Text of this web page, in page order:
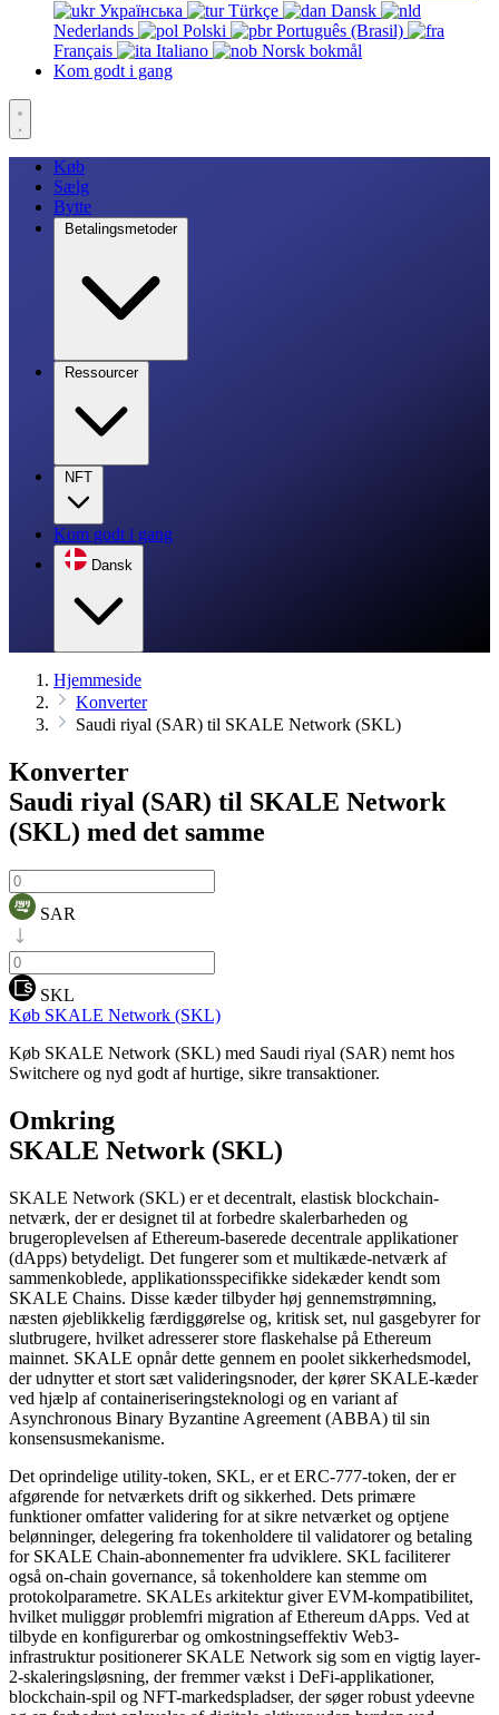
Українська
Türkçe
Dansk
Nederlands
Polski
Português (Brasil)
Français
Italiano
Norsk bokmål
Kom godt i gang
Køb
Sælg
Bytte
Betalingsmetoder
Ressourcer
NFT
Kom godt i gang
Dansk
Hjemmeside
Konverter
Saudi riyal (SAR) til SKALE Network (SKL)
Konverter
Saudi riyal (SAR) til SKALE Network
(SKL) med det samme
SAR
SKL
Køb SKALE Network (SKL)
Køb SKALE Network (SKL) med Saudi riyal (SAR) nemt hos
Switchere og nyd godt af hurtige, sikre transaktioner.
Omkring
SKALE Network (SKL)
SKALE Network (SKL) er et decentralt, elastisk blockchain-
netværk, der er designet til at forbedre skalerbarheden og
brugeroplevelsen af Ethereum-baserede decentrale applikationer
(dApps) betydeligt. Det fungerer som et multikæde-netværk af
sammenkoblede, applikationsspecifikke sidekæder kendt som
SKALE Chains. Disse kæder tilbyder høj gennemstrømning,
næsten øjeblikkelig færdiggørelse og, kritisk set, nul gasgebyrer for
slutbrugere, hvilket adresserer store flaskehalse på Ethereum
mainnet. SKALE opnår dette gennem en poolet sikkerhedsmodel,
der udnytter et stort sæt valideringsnoder, der kører SKALE-kæder
ved hjælp af containeriseringsteknologi og en variant af
Asynchronous Binary Byzantine Agreement (ABBA) til sin
konsensusmekanisme.
Det oprindelige utility-token, SKL, er et ERC-777-token, der er
afgørende for netværkets drift og sikkerhed. Dets primære
funktioner omfatter validering for at sikre netværket og optjene
belønninger, delegering fra tokenholdere til validatorer og betaling
for SKALE Chain-abonnementer fra udviklere. SKL faciliterer
også on-chain governance, så tokenholdere kan stemme om
protokolparametre. SKALEs arkitektur giver EVM-kompatibilitet,
hvilket muliggør problemfri migration af Ethereum dApps. Ved at
tilbyde en konfigurerbar og omkostningseffektiv Web3-
infrastruktur positionerer SKALE Network sig som en vigtig layer-
2-skaleringsløsning, der fremmer vækst i DeFi-applikationer,
blockchain-spil og NFT-markedspladser, der søger robust ydeevne